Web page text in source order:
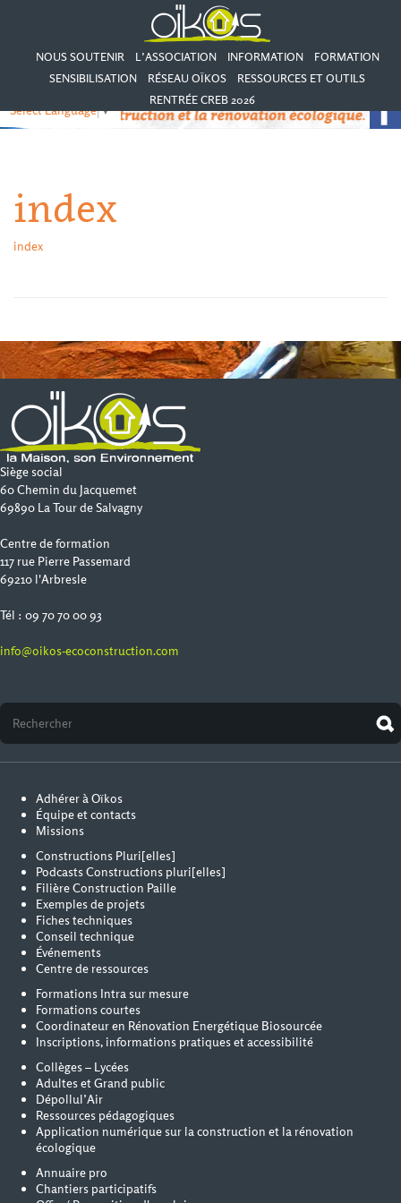
NOUS SOUTENIR L’ASSOCIATION INFORMATION
FORMATION
SENSIBILISATION
RÉSEAU OÏKOS
RESSOURCES ET OUTILS
RENTRÉE CREB 2026
Select Language▼
index
index
Siège social
60 Chemin du Jacquemet
69890 La Tour de Salvagny
Centre de formation
117 rue Pierre Passemard
69210 l'Arbresle
Tél : 09 70 70 00 93
info@oikos-ecoconstruction.com
Adhérer à Oïkos
Équipe et contacts
Missions
Constructions Pluri[elles]
Podcasts Constructions pluri[elles]
Filière Construction Paille
Exemples de projets
Fiches techniques
Conseil technique
Événements
Centre de ressources
Formations Intra sur mesure
Formations courtes
Coordinateur en Rénovation Energétique Biosourcée
Inscriptions, informations pratiques et accessibilité
Collèges – Lycées
Adultes et Grand public
Dépollul’Air
Ressources pédagogiques
Application numérique sur la construction et la rénovation
écologique
Annuaire pro
Chantiers participatifs